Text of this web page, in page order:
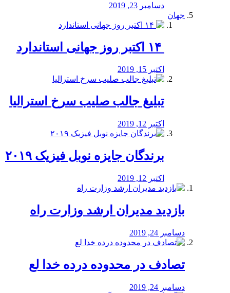
دسامبر 23, 2019
جهان
اکتبر 15, 2019
تبلیغ جالب صلیب سرخ استرالیا
اکتبر 12, 2019
برندگان جایزه نوبل فیزیک ۲۰۱۹
اکتبر 12, 2019
بازدید مدیران ارشد وزارت راه
دسامبر 24, 2019
تصادف در محدوده درده خدا لع
دسامبر 24, 2019